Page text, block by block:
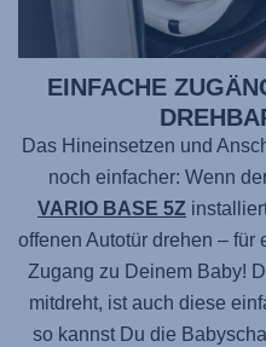
EINFACHE
Das Hineinsetzen und
noch einfacher: Wenn
VARIO BASE 5Z
offenen Autotür drehen –
Zugang zu Deinem Baby!
mitdreht, ist auch diese
so kannst Du die